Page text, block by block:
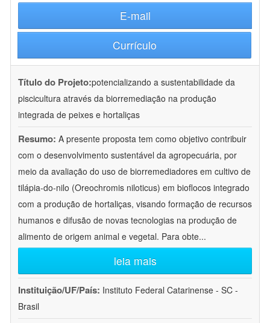
E-mail
Currículo
Título do Projeto:potencializando a sustentabilidade da
piscicultura através da biorremediação na produção
integrada de peixes e hortaliças
Resumo: A presente proposta tem como objetivo contribuir
com o desenvolvimento sustentável da agropecuária, por
meio da avaliação do uso de biorremediadores em cultivo de
tilápia-do-nilo (Oreochromis niloticus) em bioflocos integrado
com a produção de hortaliças, visando formação de recursos
humanos e difusão de novas tecnologias na produção de
alimento de origem animal e vegetal. Para obte...
leia mais
Instituição/UF/País: Instituto Federal Catarinense - SC -
Brasil